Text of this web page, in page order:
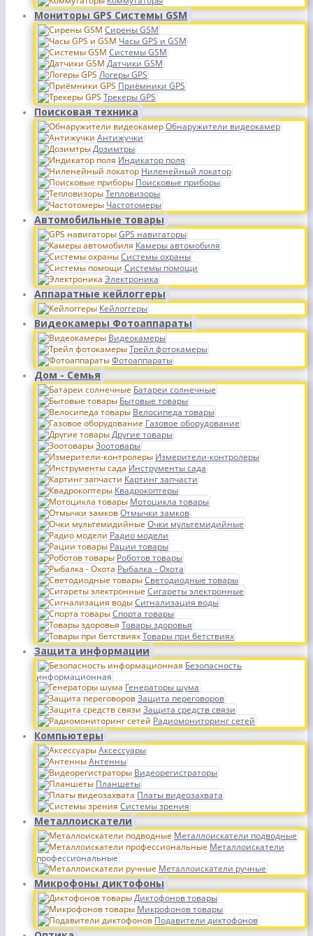
Мониторы GPS Системы GSM
Сирены GSM
Часы GPS и GSM
Системы GSM
Датчики GSM
Логеры GPS
Приёмники GPS
Трекеры GPS
Поисковая техника
Обнаружители видеокамер
Антижучки
Дозимтры
Индикатор поля
Ниленейный локатор
Поисковые приборы
Тепловизоры
Частотомеры
Автомобильные товары
GPS навигаторы
Камеры автомобиля
Системы охраны
Системы помощи
Электроника
Аппаратные кейлоггеры
Кейлоггеры
Видеокамеры Фотоаппараты
Видеокамеры
Трейл фотокамеры
Фотоаппараты
Дом - Семья
Батареи солнечные
Бытовые товары
Велосипеда товары
Газовое оборудование
Другие товары
Зоотовары
Измерители-контролеры
Инструменты сада
Картинг запчасти
Квадрокоптеры
Мотоцикла товары
Отмычки замков
Очки мультемидийные
Радио модели
Рации товары
Роботов товары
Рыбалка - Охота
Светодиодные товары
Сигареты электронные
Сигнализация воды
Спорта товары
Товары здоровья
Товары при бетствиях
Защита информации
Безопасность
информационная
Генераторы шума
Защита переговоров
Защита средств связи
Радиомониторинг сетей
Компьютеры
Аксессуары
Антенны
Видеорегистраторы
Планшеты
Платы видеозахвата
Системы зрения
Металлоискатели
Металлоискатели подводные
Металлоискатели
профессиональные
Металлоискатели ручные
Микрофоны диктофоны
Диктофонов товары
Микрофонов товары
Подавители диктофонов